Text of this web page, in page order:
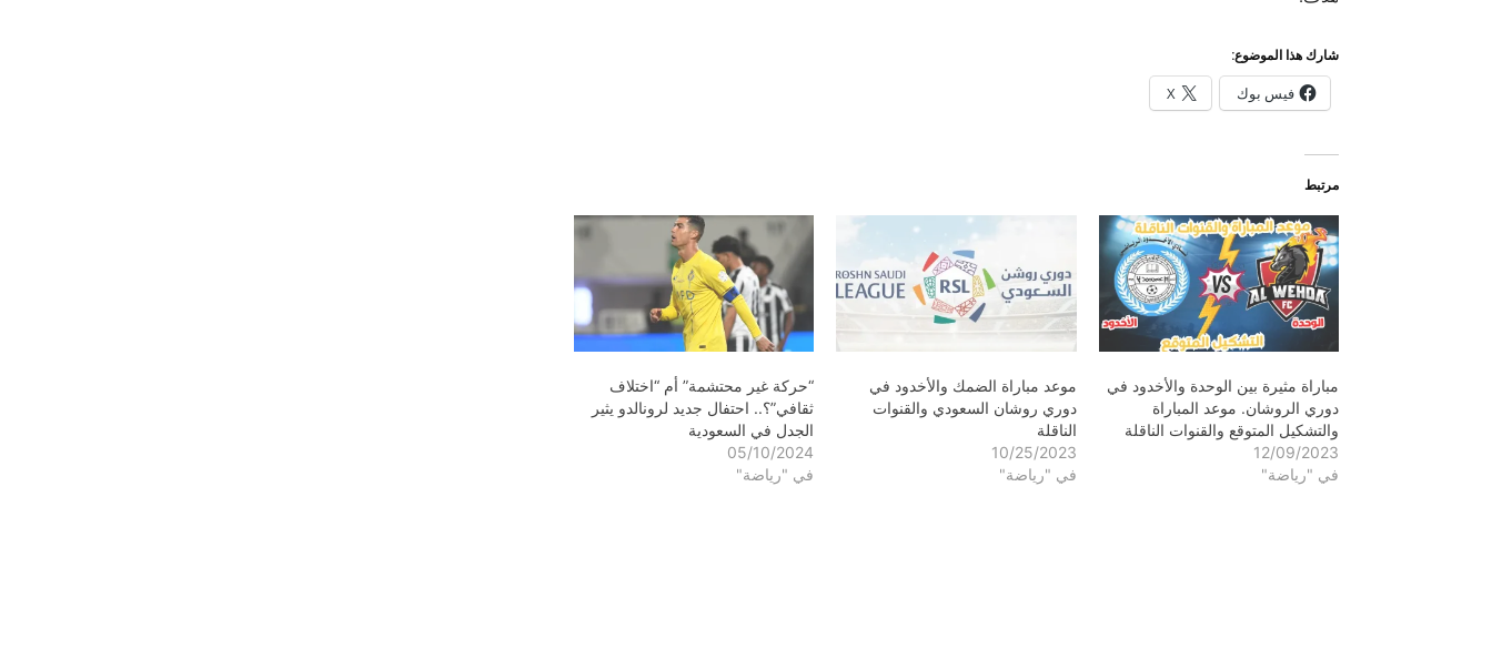
شارك هذا الموضوع:
فيس بوك X
مرتبط
مباراة مثيرة بين الوحدة والأخدود في
دوري الروشان. موعد المباراة
والتشكيل المتوقع والقنوات الناقلة
12/09/2023
في "رياضة"
موعد مباراة الضمك والأخدود في
دوري روشان السعودي والقنوات
الناقلة
10/25/2023
في "رياضة"
“حركة غير محتشمة” أم “اختلاف
ثقافي”؟.. احتفال جديد لرونالدو يثير
الجدل في السعودية
05/10/2024
في "رياضة"